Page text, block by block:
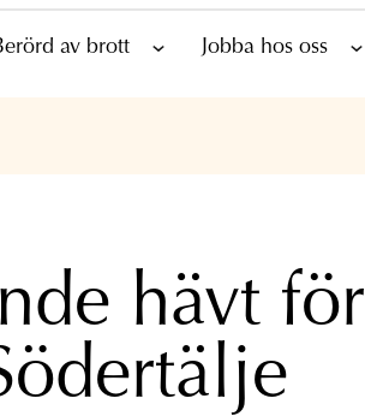
av brott Jobba hos oss
hävt för